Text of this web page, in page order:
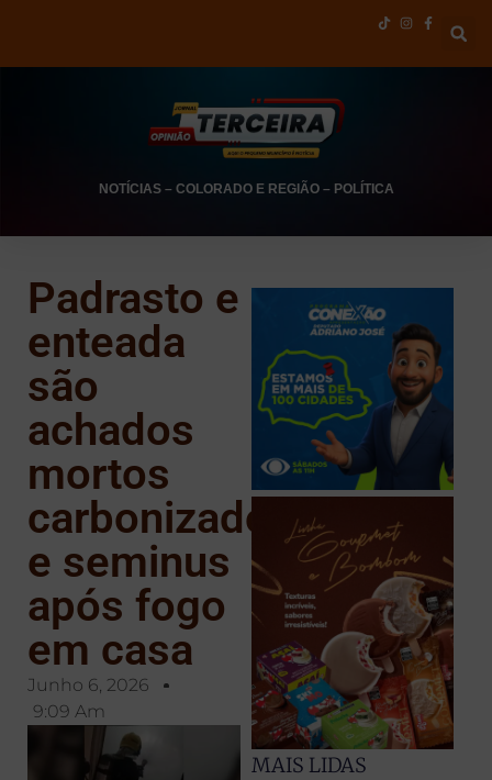
NOTÍCIAS– COLORADO E REGIÃO– POLÍTICA
Padrasto e
enteada
são
achados
mortos
carbonizados
e seminus
após fogo
em casa
Junho 6, 2026
9:09 Am
MAIS LIDAS